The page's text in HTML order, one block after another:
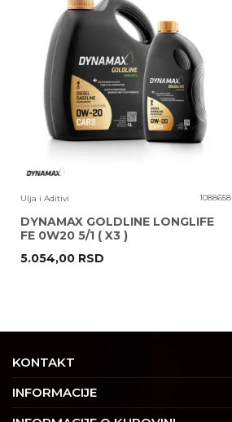
Poruka
POŠALJI
Ulja i Aditivi 1088658
DYNAMAX GOLDLINE LONGLIFE
FE 0W20 5/1 ( X3 )
5.054,00 RSD
KONTAKT
Adresa
Trgovačka 7/2, Čukarica
INFORMACIJE